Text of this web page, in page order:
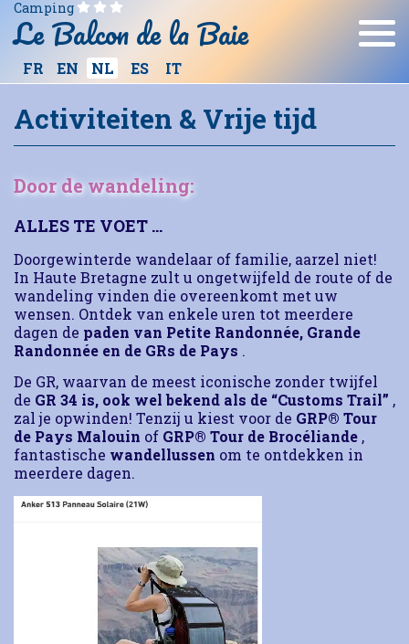
Camping
Le Balcon de la Baie
FR EN NL ES IT
Activiteiten & Vrije tijd
Door de wandeling:
ALLES TE VOET …
Doorgewinterde wandelaar of familie, aarzel niet!
In Haute Bretagne zult u ongetwijfeld de route of de
wandeling vinden die overeenkomt met uw
wensen. Ontdek van enkele uren tot meerdere
dagen de paden van Petite Randonnée, Grande
Randonnée en de GRs de Pays .
De GR, waarvan de meest iconische zonder twijfel
de GR 34 is, ook wel bekend als de “Customs Trail” ,
zal je opwinden! Tenzij u kiest voor de GRP® Tour
de Pays Malouin of GRP® Tour de Brocéliande ,
fantastische wandellussen om te ontdekken in
meerdere dagen.